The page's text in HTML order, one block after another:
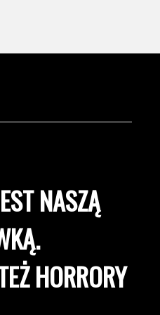
NASZĄ
HORRORY